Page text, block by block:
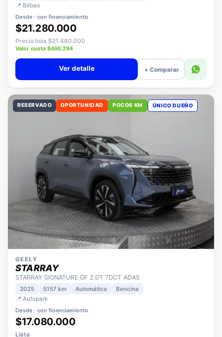
2026
📍 Bilbao
Desde · con financiamiento
$21.280.000
Precio lista $21.480.000
Valor cuota $466.294
+ Comparar
RESERVADO OPORTUNIDAD POCOS KM
GEELY
STARRAY
STARRAY SIGNATURE GF 2.0T 7DCT ADAS
2025 5157 km
📍 Autopark
Desde · con financiamiento
$17.080.000